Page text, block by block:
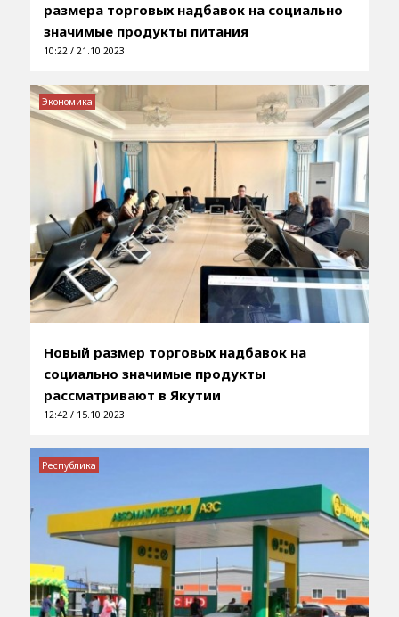
размера торговых надбавок на социально
значимые продукты питания
10:22 / 21.10.2023
Новый размер торговых надбавок на
социально значимые продукты
рассматривают в Якутии
12:42 / 15.10.2023
Экономика
Республика